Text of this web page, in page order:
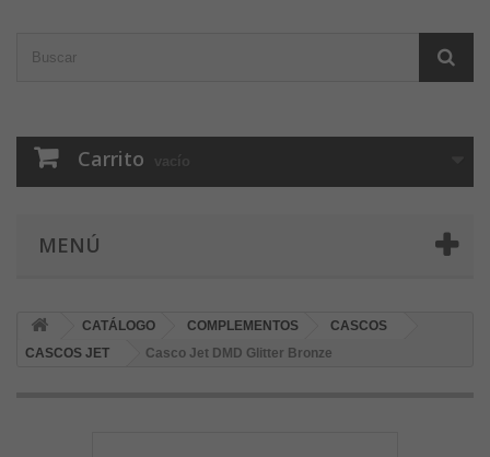
Carrito vacío
MENÚ
CATÁLOGO COMPLEMENTOS
CASCOS
CASCOS JET
Casco Jet DMD Glitter Bronze